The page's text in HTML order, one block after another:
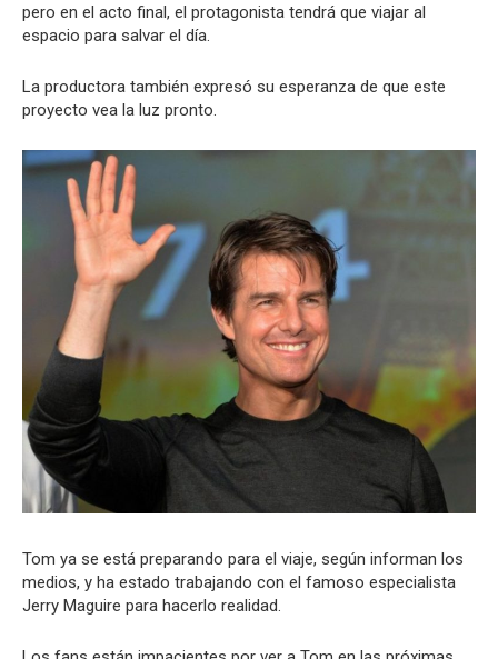
pero en el acto final, el protagonista tendrá que viajar al
espacio para salvar el día.
La productora también expresó su esperanza de que este
proyecto vea la luz pronto.
Tom ya se está preparando para el viaje, según informan los
medios, y ha estado trabajando con el famoso especialista
Jerry Maguire para hacerlo realidad.